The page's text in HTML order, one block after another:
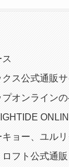
ス公式通販サ
オンライン
ョー、ユル
フト公式通販